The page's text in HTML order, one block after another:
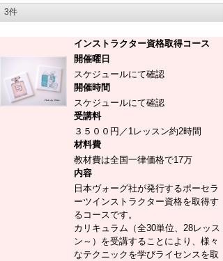
3件
インストラクター資格取得コース
開催曜日
スケジュールにて確認
開催時間
スケジュールにて確認
受講料
３５００円／1レッスン約2時間
材料費
教材費は全国一律価格で17万
内容
日本ヴォーグ社が発行するポーセラ
ーツインストラクター資格を取得す
るコースです。
カリキュラム（全30単位、28レッス
ン～）を受講することにより、様々
なテクニックを学びライセンスを取